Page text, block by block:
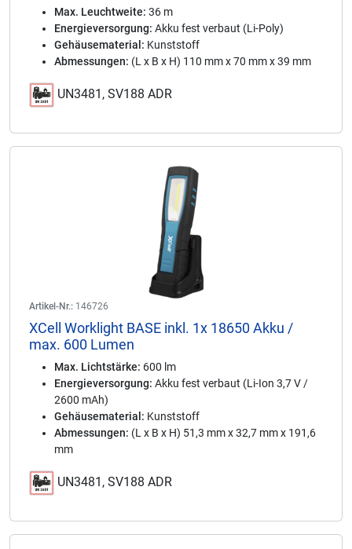
Max. Leuchtweite: 36 m
Energieversorgung: Akku fest verbaut (Li-Poly)
Gehäusematerial: Kunststoff
Abmessungen: (L x B x H) 110 mm x 70 mm x 39 mm
UN3481, SV188 ADR
Artikel-Nr.: 146726
XCell Worklight BASE inkl. 1x 18650 Akku /
max. 600 Lumen
Max. Lichtstärke: 600 lm
Energieversorgung: Akku fest verbaut (Li-Ion 3,7 V /
2600 mAh)
Gehäusematerial: Kunststoff
Abmessungen: (L x B x H) 51,3 mm x 32,7 mm x 191,6
mm
UN3481, SV188 ADR